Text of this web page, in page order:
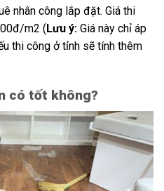
nhân công lắp đặt. Giá thi
m2 ( Lưu ý: Giá này chỉ áp
thi công ở tỉnh sẽ tính thêm
có tốt không?